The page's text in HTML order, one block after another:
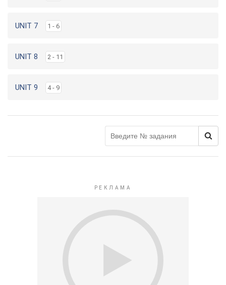
UNIT 7 1 - 6
UNIT 8 2 - 11
UNIT 9 4 - 9